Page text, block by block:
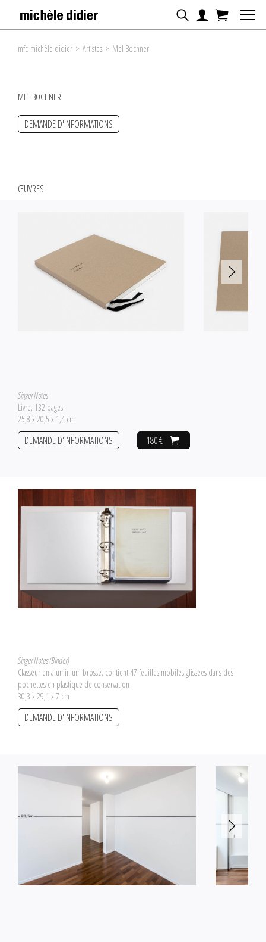
mfc-michèle didier > Artistes > Mel Bochner
MEL BOCHNER
DEMANDE D'INFORMATIONS
ŒUVRES
Singer Notes
Livre, 132 pages
25,8 x 20,5 x 1,4 cm
180 €
DEMANDE D'INFORMATIONS
Singer Notes (Binder)
Classeur en aluminium brossé, contient 47 feuilles mobiles glissées dans des
pochettes en plastique de conservation
30,3 x 29,1 x 7 cm
DEMANDE D'INFORMATIONS